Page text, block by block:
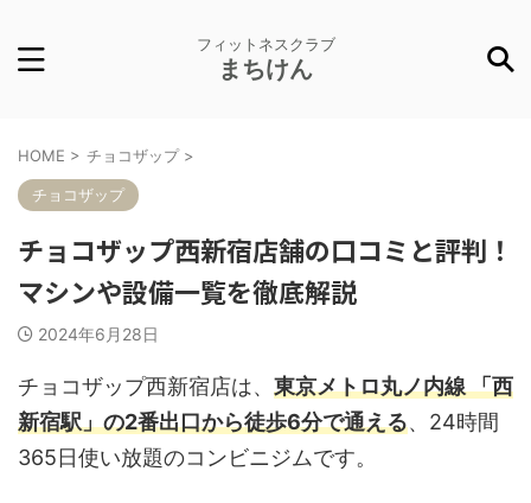
フィットネスクラブ
まちけん
HOME > チョコザップ >
チョコザップ
チョコザップ西新宿店舗の口コミと評判！
マシンや設備一覧を徹底解説
2024年6月28日
チョコザップ西新宿店は、 東京メトロ丸ノ内線 「西
新宿駅」の2番出口から徒歩6分で通える、24時間
365日使い放題のコンビニジムです。